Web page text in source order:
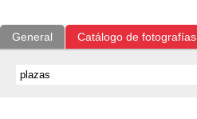
General Catálogo de fotografías